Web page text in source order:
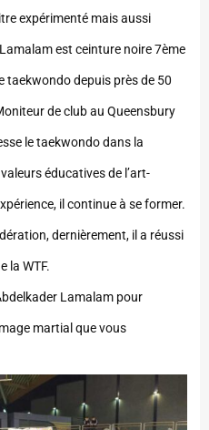
expérimenté mais aussi
est ceinture noire 7ème
taekwondo depuis près de 50
de club au Queensbury
le taekwondo dans la
éducatives de l’art-
il continue à se former.
dernièrement, il a réussi
la WTF.
Lamalam pour
martial que vous